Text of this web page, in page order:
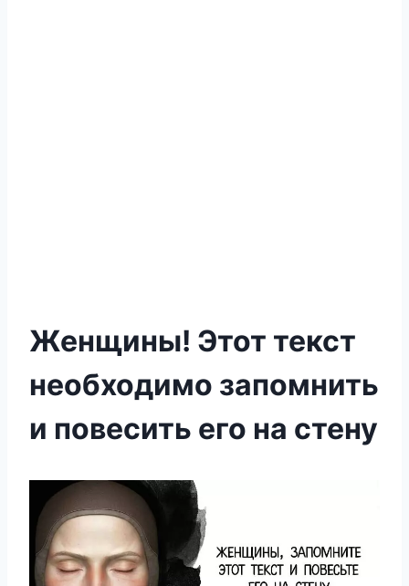
Женщины! Этот текст
необходимо запомнить
и повесить его на стену